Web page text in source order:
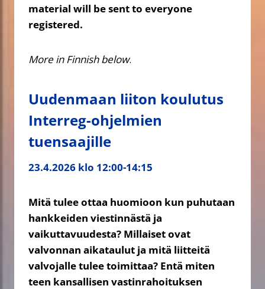
material will be sent to everyone
registered.
More in Finnish below.
Uudenmaan liiton koulutus
Interreg-ohjelmien
tuensaajille
23.4.2026 klo 12:00-14:15
Mitä tulee ottaa huomioon kun puhutaan
hankkeiden viestinnästä ja
vaikuttavuudesta? Millaiset ovat
valvonnan aikataulut ja mitä liitteitä
valvojalle tulee toimittaa? Entä miten
teen kansallisen vastinrahoituksen